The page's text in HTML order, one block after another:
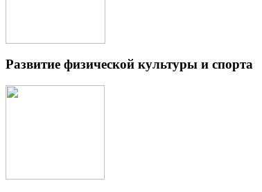
Развитие физической культуры и спорта